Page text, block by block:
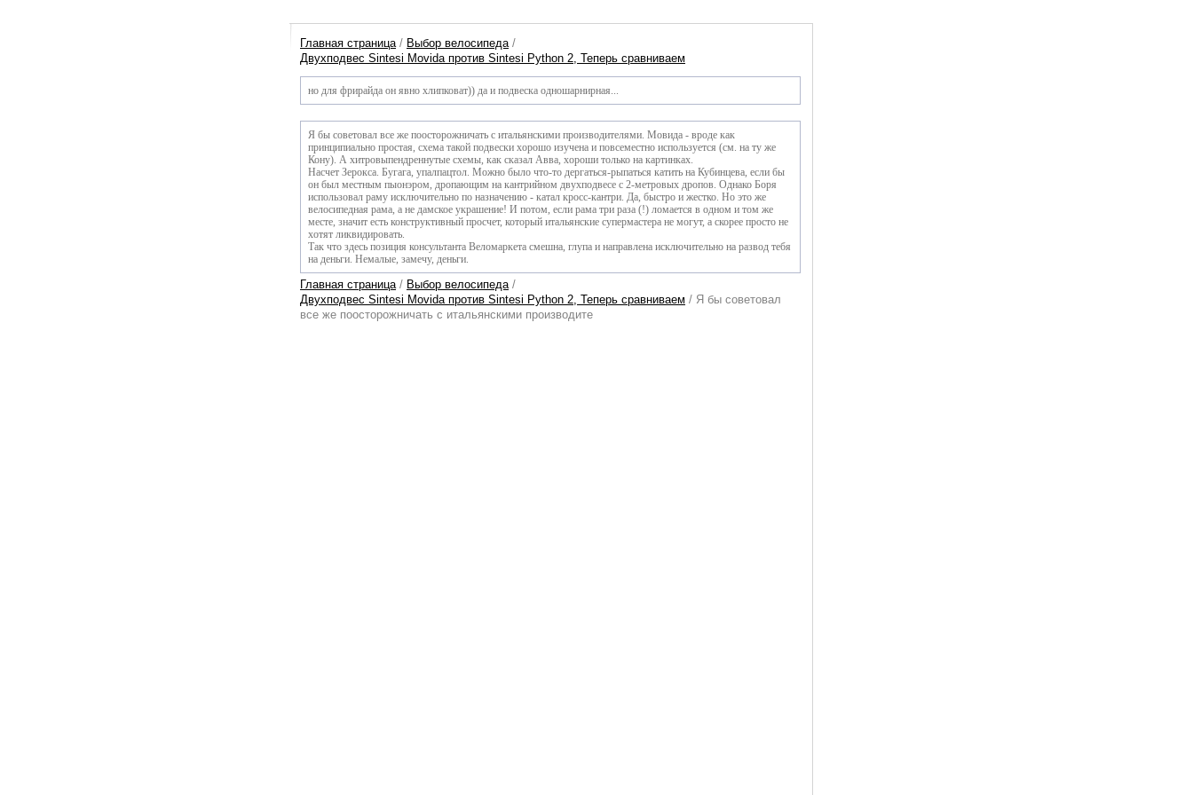
Главная страница/ Выбор велосипеда/
Двухподвес Sintesi Movida против Sintesi Python 2, Теперь сравниваем
но для фрирайда он явно хлипковат)) да и подвеска одношарнирная...
Я бы советовал все же поосторожничать с итальянскими производителями. Мовида - вроде как
принципиально простая, схема такой подвески хорошо изучена и повсеместно используется (см. на ту же
Кону). А хитровыпендреннутые схемы, как сказал Авва, хороши только на картинках.
Насчет Зерокса. Бугага, упалпацтол. Можно было что-то дергаться-рыпаться катить на Кубинцева, если бы
он был местным пыонэром, дропающим на кантрийном двухподвесе с 2-метровых дропов. Однако Боря
использовал раму исключительно по назначению - катал кросс-кантри. Да, быстро и жестко. Но это же
велосипедная рама, а не дамское украшение! И потом, если рама три раза (!) ломается в одном и том же
месте, значит есть конструктивный просчет, который итальянские супермастера не могут, а скорее просто не
хотят ликвидировать.
Так что здесь позиция консультанта Веломаркета смешна, глупа и направлена исключительно на развод тебя
на деньги. Немалые, замечу, деньги.
Главная страница/ Выбор велосипеда/
Двухподвес Sintesi Movida против Sintesi Python 2, Теперь сравниваем / Я бы советовал
все же поосторожничать с итальянскими производите